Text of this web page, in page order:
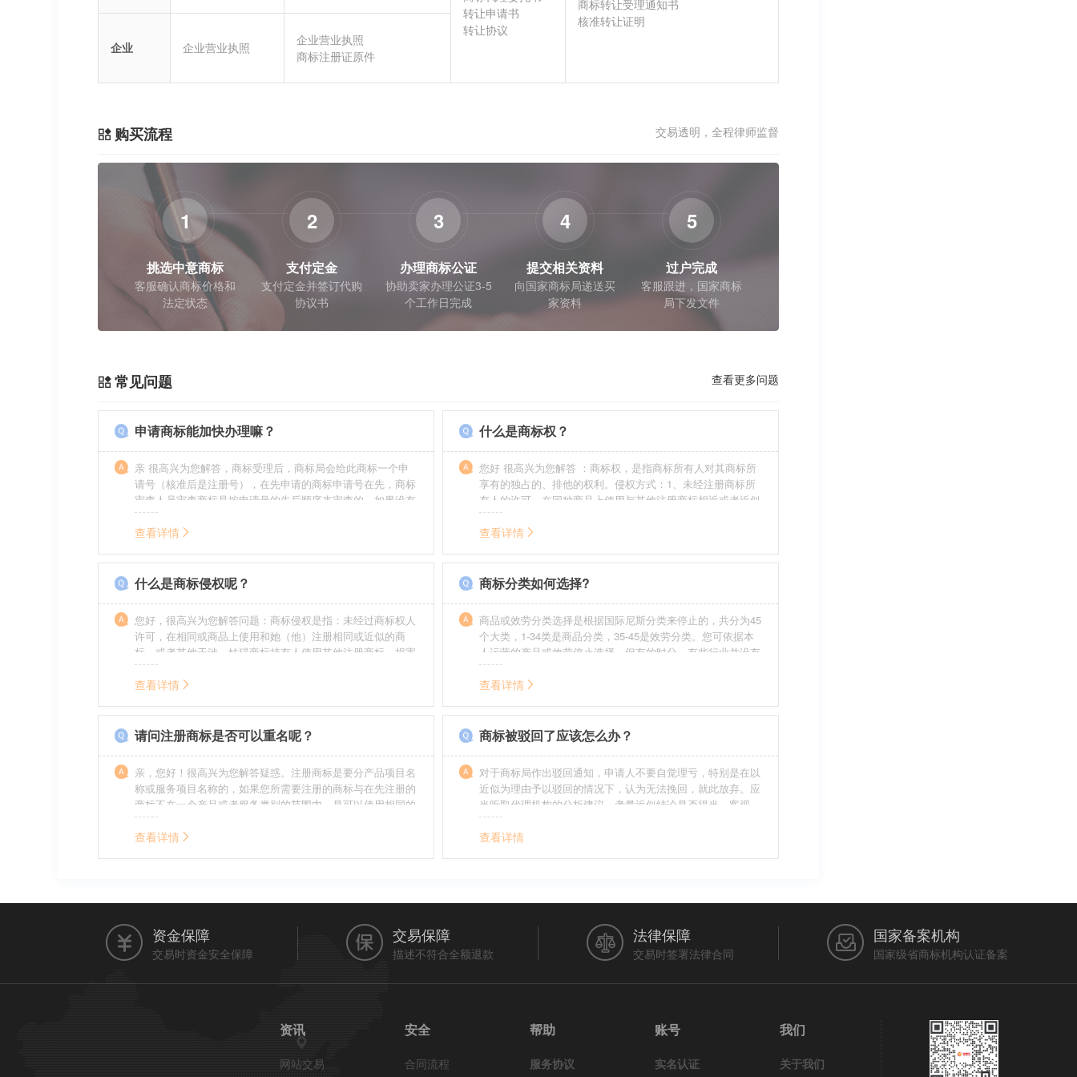
转让申请书
转让协议
商标转让受理通知书
核准转让证明
企业
企业营业执照
企业营业执照
商标注册证原件
购买流程 交易透明，全程律师监督
1
挑选中意商标
客服确认商标价格和
法定状态
2
支付定金
支付定金并签订代购
协议书
3
办理商标公证
协助卖家办理公证3-5
个工作日完成
4
提交相关资料
向国家商标局递送买
家资料
5
过户完成
客服跟进，国家商标
局下发文件
常见问题 查看更多问题
申请商标能加快办理嘛？
亲 很高兴为您解答，商标受理后，商标局会给此商标一个申
请号（核准后是注册号），在先申请的商标申请号在先，商标
审查人员审查商标是按申请号的先后顺序来审查的，如果没有
特殊情况（受理案件需要，被异议等），不会延迟也不会提
前。
查看详情
什么是商标权？
您好 很高兴为您解答 ：商标权，是指商标所有人对其商标所
享有的独占的、排他的权利。侵权方式：1、未经注册商标所
有人的许可，在同种商品上使用与其他注册商标相近或者近似
的商标。2、销售明知是假冒注册商标的商品。3、伪造、擅自
制造他人注册商标标识或者销售伪造、擅自制造的注册商标标
给他人注册商标专用权造成其他损害。
查看详情
什么是商标侵权呢？
您好，很高兴为您解答问题：商标侵权是指：未经过商标权人
许可，在相同或商品上使用和她（他）注册相同或近似的商
标，或者其他干涉、妨碍商标持有人使用其他注册商标，损害
商标持有人合法权益的其他行为。侵权的人通常需要承担侵权
的责任，明知侵权的行为的人要承担赔偿的责任。情节严重
查看详情
商标分类如何选择?
商品或效劳分类选择是根据国际尼斯分类来停止的，共分为45
个大类，1-34类是商品分类，35-45是效劳分类。您可依据本
人运营的产品或效劳停止选择。但有的时分，有些行业并没有
在分类表中明白列出，而且也无法由一个分类就完整包含进
去，这就呈现了跨类别的状况，对这样的行业要特别留意，假
无法全面的停止维护。
查看详情
请问注册商标是否可以重名呢？
亲，您好！很高兴为您解答疑惑。注册商标是要分产品项目名
称或服务项目名称的，如果您所需要注册的商标与在先注册的
商标不在一个产品或者服务类别的范围内，是可以使用相同的
名称的。希望我的回答能帮到您。
查看详情
商标被驳回了应该怎么办？
对于商标局作出驳回通知，申请人不要自觉理亏，特别是在以
近似为理由予以驳回的情况下，认为无法挽回，就此放弃。应
当听取代理机构的分析建议，考量近似结论是否得当、客观，
最终决定是选择放弃还是进行复审，从而最大限度的维护自身
利益（很多商标最后取得成功都是复审争取来的，审查员作出
查看详情
资金保障
交易时资金安全保障
交易保障
描述不符合全额退款
法律保障
交易时签署法律合同
国家备案机构
国家级省商标机构认证备案
资讯
网站交易
安全
合同流程
帮助
服务协议
账号
实名认证
我们
关于我们